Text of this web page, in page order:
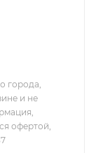
города,
и не
офертой,